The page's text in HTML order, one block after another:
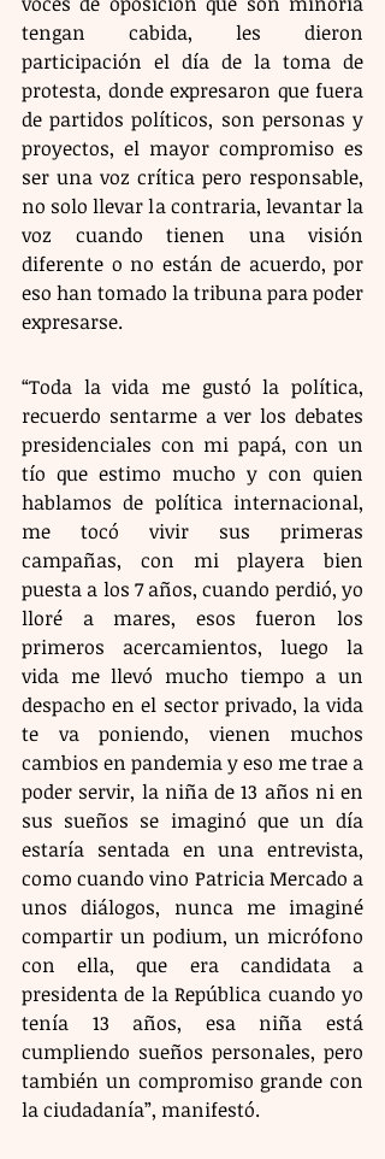
tengan cabida, les dieron
participación el día de la toma de
protesta, donde expresaron que fuera
de partidos políticos, son personas y
proyectos, el mayor compromiso es
ser una voz crítica pero responsable,
no solo llevar la contraria, levantar la
voz cuando tienen una visión
diferente o no están de acuerdo, por
eso han tomado la tribuna para poder
expresarse.
“Toda la vida me gustó la política,
recuerdo sentarme a ver los debates
presidenciales con mi papá, con un
tío que estimo mucho y con quien
hablamos de política internacional,
me tocó vivir sus primeras
campañas, con mi playera bien
puesta a los 7 años, cuando perdió, yo
lloré a mares, esos fueron los
primeros acercamientos, luego la
vida me llevó mucho tiempo a un
despacho en el sector privado, la vida
te va poniendo, vienen muchos
cambios en pandemia y eso me trae a
poder servir, la niña de 13 años ni en
sus sueños se imaginó que un día
estaría sentada en una entrevista,
como cuando vino Patricia Mercado a
unos diálogos, nunca me imaginé
compartir un podium, un micrófono
con ella, que era candidata a
presidenta de la República cuando yo
tenía 13 años, esa niña está
cumpliendo sueños personales, pero
también un compromiso grande con
la ciudadanía”, manifestó.